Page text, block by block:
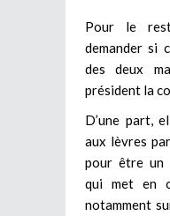
Pour le
demander si
des deux
président la
D’une part,
aux lèvres
pour être un
qui met en
notamment